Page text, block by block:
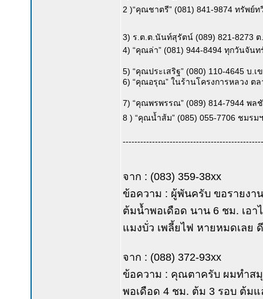
2 )“คุณชาตรี” (081) 841-9874 ทรัพย์
3) ร.ต.ต.นันท์สุรัตน์ (089) 821-8273
4) “คุณล่า” (081) 944-8494 ทุกวันจั
5) “คุณประเสริฐ” (080) 110-4645 บ
6) “คุณอรุณ” ในร้านโครงการหลวง ต
7) “คุณพรพรรณ” (089) 814-7944 พ
8 ) “คุณน้ำส้ม” (085) 055-7706 ชม
จาก : (083) 359-38xx
ข้อความ : ผู้พันครับ ขอรายงา
ต้มน้ำพอเดือด นาน 6 ชม. เอ
แมงบั่ว เพลี้ยไฟ หายหมดเลย
จาก : (088) 372-93xx
ข้อความ : คุณตาครับ ผมทำสมุ
พอเดือด 4 ชม. ต้ม 3 รอบ ต้ม